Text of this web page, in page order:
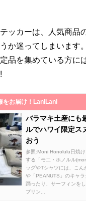
ッカーは、人気商品
か迷ってしまいます
品を集めている方に
をお届け！LaniLani
バラマキ土産にも
ルでハワイ限定ス
おう
参照:Moni Honolulu日焼
する「モ二・ホノルル
ッグやTシャツには、こ
や「PEANUTS」のキャ
踊ったり、サーフィンを
プリン...